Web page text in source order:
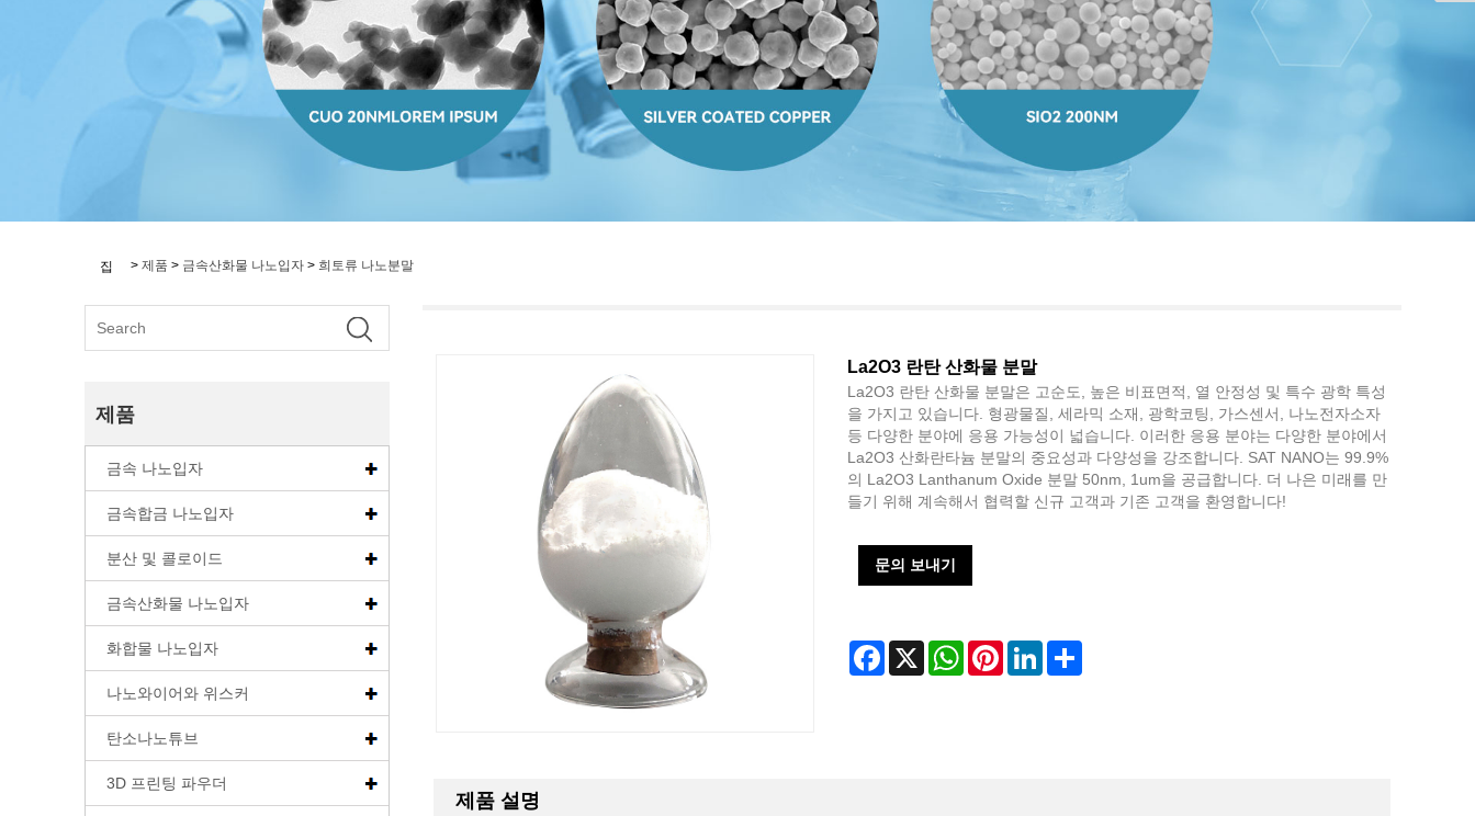
집 > 제품 > 금속산화물 나노입자 > 희토류 나노분말
제품
금속 나노입자
금속합금 나노입자
분산 및 콜로이드
금속산화물 나노입자
화합물 나노입자
나노와이어와 위스커
탄소나노튜브
3D 프린팅 파우더
La2O3 란탄 산화물 분말
La2O3 란탄 산화물 분말은 고순도, 높은 비표면적, 열 안정성 및 특수 광학 특성
을 가지고 있습니다. 형광물질, 세라믹 소재, 광학코팅, 가스센서, 나노전자소자
등 다양한 분야에 응용 가능성이 넓습니다. 이러한 응용 분야는 다양한 분야에서
La2O3 산화란타늄 분말의 중요성과 다양성을 강조합니다. SAT NANO는 99.9%
의 La2O3 Lanthanum Oxide 분말 50nm, 1um을 공급합니다. 더 나은 미래를 만
들기 위해 계속해서 협력할 신규 고객과 기존 고객을 환영합니다!
문의 보내기
Facebook
X WhatsAppPinterestLinkedInShare
제품 설명